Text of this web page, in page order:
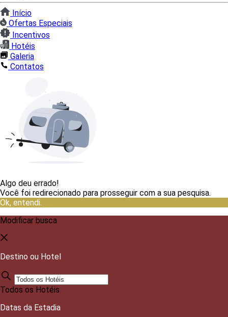
Início
Ofertas Especiais
Incentivos
Hotéis
Galeria
Contatos
Algo deu errado!
Você foi redirecionado para prosseguir com a sua pesquisa.
Ok, entendi.
Modificar busca
Destino ou Hotel
Todos os Hotéis
Datas da Estadia